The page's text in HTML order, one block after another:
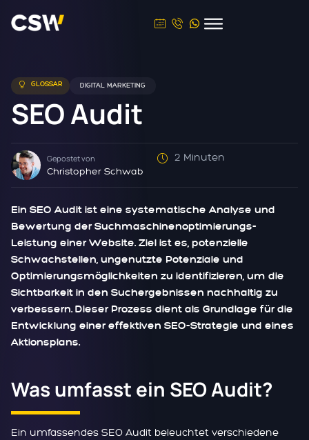
GLOSSAR DIGITAL MARKETING
SEO Audit
Gepostet von
Christopher Schwab
2 Minuten
Ein SEO Audit ist eine systematische Analyse und
Bewertung der Suchmaschinenoptimierungs-
Leistung einer Website. Ziel ist es, potenzielle
Schwachstellen, ungenutzte Potenziale und
Optimierungsmöglichkeiten zu identifizieren, um die
Sichtbarkeit in den Suchergebnissen nachhaltig zu
verbessern. Dieser Prozess dient als Grundlage für die
Entwicklung einer effektiven SEO-Strategie und eines
Aktionsplans.
Was umfasst ein SEO Audit?
Ein umfassendes SEO Audit beleuchtet verschiedene